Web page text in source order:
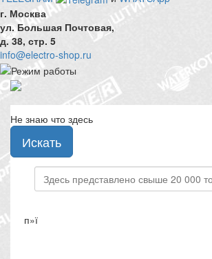
г. Москва
ул. Большая Почтовая,
д. 38, стр. 5
info@electro-shop.ru
Не знаю что здесь
Искать
п»ї